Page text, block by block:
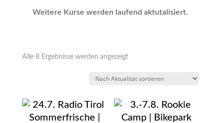
Weitere Kurse werden laufend aktutalisiert.
Alle 8 Ergebnisse werden angezeigtNach